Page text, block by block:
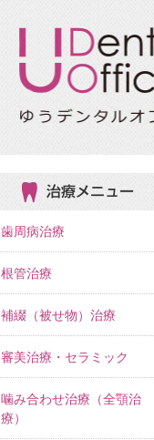
治療メニュー
歯周病治療
根管治療
補綴（被せ物）治療
審美治療・セラミック
噛み合わせ治療（全顎治
療）